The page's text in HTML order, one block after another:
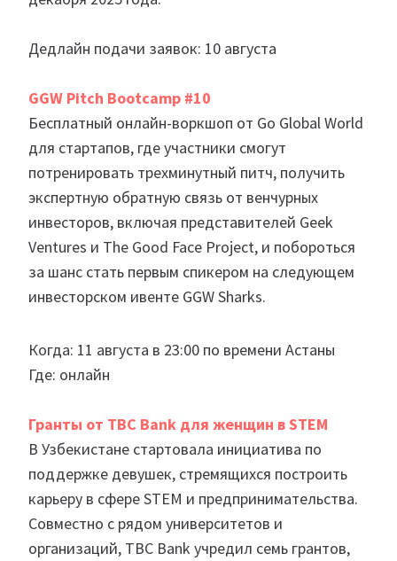
Дедлайн подачи заявок: 10 августа
GGW Pitch Bootcamp #10
Бесплатный онлайн-воркшоп от Go Global World
для стартапов, где участники смогут
потренировать трехминутный питч, получить
экспертную обратную связь от венчурных
инвесторов, включая представителей Geek
Ventures и The Good Face Project, и побороться
за шанс стать первым спикером на следующем
инвесторском ивенте GGW Sharks.
Когда: 11 августа в 23:00 по времени Астаны
Где: онлайн
Гранты от TBC Bank для женщин в STEM
В Узбекистане стартовала инициатива по
поддержке девушек, стремящихся построить
карьеру в сфере STEM и предпринимательства.
Совместно с рядом университетов и
организаций, TBC Bank учредил семь грантов,